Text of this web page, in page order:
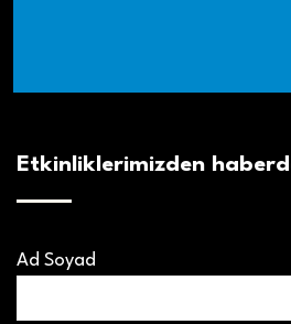
Etkinliklerimizden
Ad Soyad